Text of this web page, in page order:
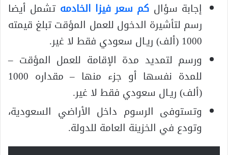
إجابة سؤال كم سعر فيزا الخادمه تشمل أيضا
رسم لتأشيرة الدخول للعمل المؤقت تبلغ قيمته
1000 (ألف) ريـال سعودي فقط لا غير.
ورسم لتمديد مدة الإقامة للعمل المؤقت –
للمدة نفسها أو جزء منها – مقداره 1000
(ألف) ريـال سعودي فقط لا غير.
وتستوفى الرسوم داخل الأراضي السعودية،
وتودع في الخزينة العامة للدولة.